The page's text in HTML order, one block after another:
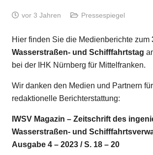
vor 3 Jahren Pressespiegel
Hier finden Sie die Medienberichte zum
Wasserstraßen- und Schifffahrtstag
bei der IHK Nürnberg für Mittelfranken.
Wir danken den Medien und Partnern
redaktionelle Berichterstattung:
IWSV Magazin – Zeitschrift des
Wasserstraßen- und
Ausgabe 4 – 2023 / S. 18 – 20